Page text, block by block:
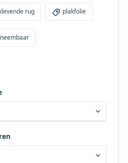
rug plakfolie
voor uw tafelkleed